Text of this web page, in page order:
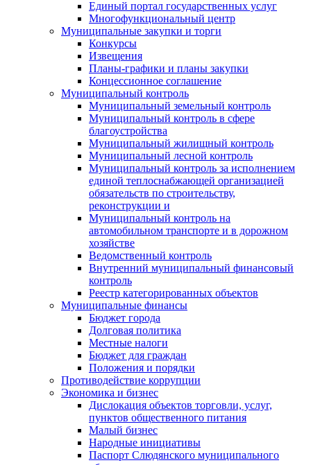
Единый портал государственных услуг
Многофункциональный центр
Муниципальные закупки и торги
Конкурсы
Извещения
Планы-графики и планы закупки
Концессионное соглашение
Муниципальный контроль
Муниципальный земельный контроль
Муниципальный контроль в сфере
благоустройства
Муниципальный жилищный контроль
Муниципальный лесной контроль
Муниципальный контроль за исполнением
единой теплоснабжающей организацией
обязательств по строительству,
реконструкции и
Муниципальный контроль на
автомобильном транспорте и в дорожном
хозяйстве
Ведомственный контроль
Внутренний муниципальный финансовый
контроль
Реестр категорированных объектов
Муниципальные финансы
Бюджет города
Долговая политика
Местные налоги
Бюджет для граждан
Положения и порядки
Противодействие коррупции
Экономика и бизнес
Дислокация объектов торговли, услуг,
пунктов общественного питания
Малый бизнес
Народные инициативы
Паспорт Слюдянского муниципального